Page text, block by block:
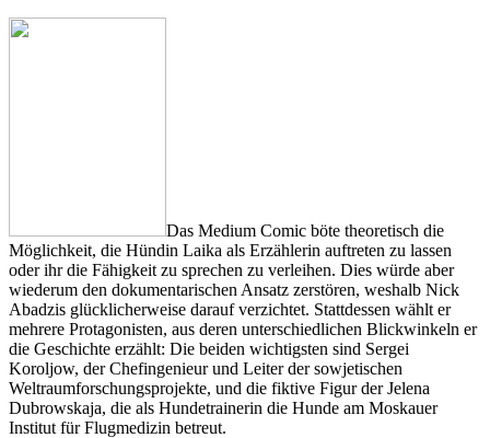
Das Medium Comic böte theoretisch die
Möglichkeit, die Hündin Laika als Erzählerin auftreten zu lassen
oder ihr die Fähigkeit zu sprechen zu verleihen. Dies würde aber
wiederum den dokumentarischen Ansatz zerstören, weshalb Nick
Abadzis glücklicherweise darauf verzichtet. Stattdessen wählt er
mehrere Protagonisten, aus deren unterschiedlichen Blickwinkeln er
die Geschichte erzählt: Die beiden wichtigsten sind Sergei
Koroljow, der Chefingenieur und Leiter der sowjetischen
Weltraumforschungsprojekte, und die fiktive Figur der Jelena
Dubrowskaja, die als Hundetrainerin die Hunde am Moskauer
Institut für Flugmedizin betreut.